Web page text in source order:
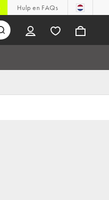
Hulp en FAQs